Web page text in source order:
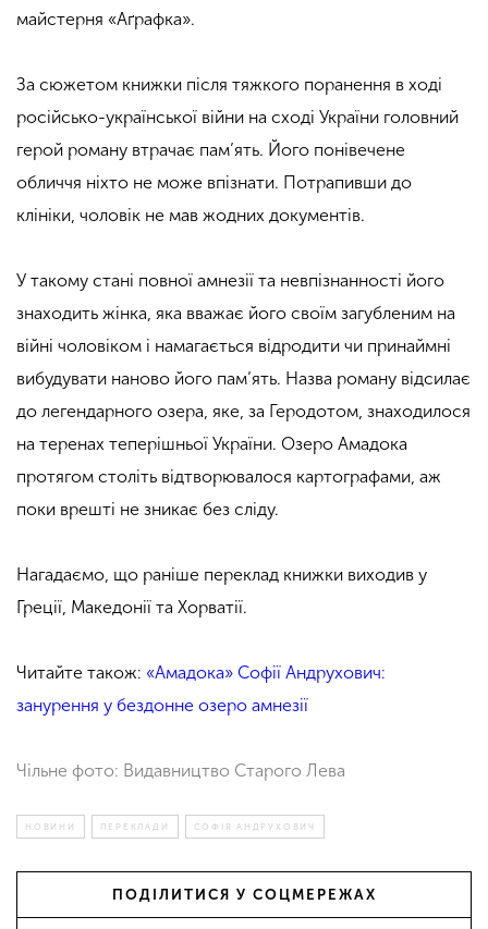
майстерня «Аґрафка».
За сюжетом книжки після тяжкого поранення в ході
російсько-української війни на сході України головний
герой роману втрачає пам’ять. Його понівечене
обличчя ніхто не може впізнати. Потрапивши до
клініки, чоловік не мав жодних документів.
У такому стані повної амнезії та невпізнанності його
знаходить жінка, яка вважає його своїм загубленим на
війні чоловіком і намагається відродити чи принаймні
вибудувати наново його пам’ять. Назва роману відсилає
до легендарного озера, яке, за Геродотом, знаходилося
на теренах теперішньої України. Озеро Амадока
протягом століть відтворювалося картографами, аж
поки врешті не зникає без сліду.
Нагадаємо, що раніше переклад книжки виходив у
Греції, Македонії та Хорватії.
Читайте також: «Амадока» Софії Андрухович:
занурення у бездонне озеро амнезії
Чільне фото: Видавництво Старого Лева
НОВИНИ ПЕРЕКЛАДИ СОФІЯ АНДРУХОВИЧ
ПОДІЛИТИСЯ У СОЦМЕРЕЖАХ